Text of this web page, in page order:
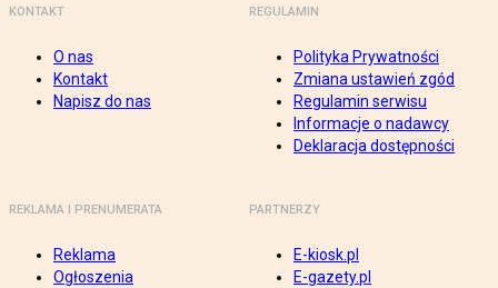
KONTAKT
O nas
Kontakt
Napisz do nas
REGULAMIN
Polityka Prywatności
Zmiana ustawień zgód
Regulamin serwisu
Informacje o nadawcy
Deklaracja dostępności
REKLAMA I PRENUMERATA
Reklama
Ogłoszenia
PARTNERZY
E-kiosk.pl
E-gazety.pl